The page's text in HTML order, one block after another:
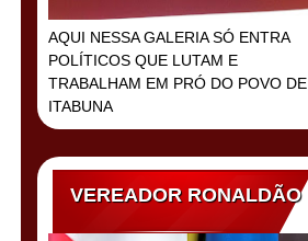
AQUI NESSA GALERIA SÓ ENTRA
POLÍTICOS QUE LUTAM E
TRABALHAM EM PRÓ DO POVO DE
ITABUNA
VEREADOR RONALDÃO